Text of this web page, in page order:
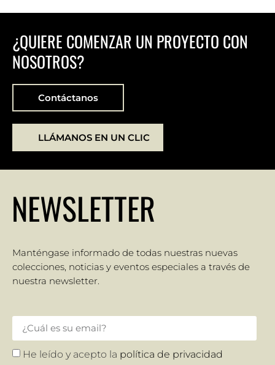
¿QUIERE COMENZAR UN PROYECTO CON
NOSOTROS?
Contáctanos
LLÁMANOS EN UN CLIC
NEWSLETTER
Manténgase informado de todas nuestras nuevas
colecciones, noticias y eventos especiales a través de
nuestra newsletter.
He leído y acepto la política de privacidad